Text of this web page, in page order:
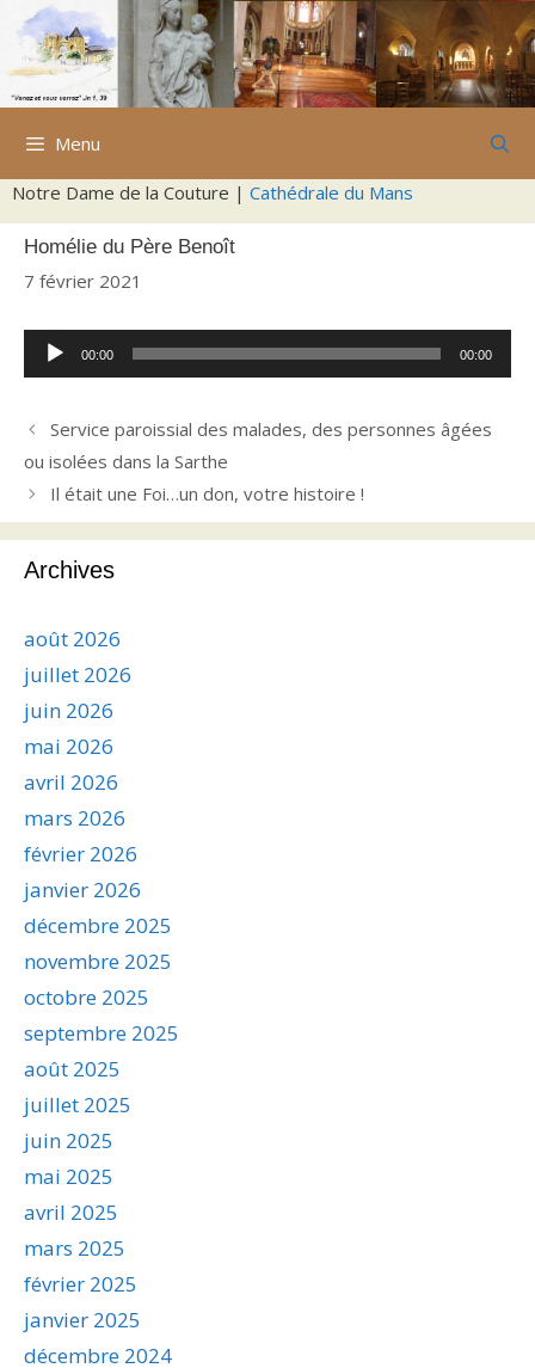
Aller
contenu
Menu
Notre Dame de la Couture | Cathédrale du Mans
Homélie du Père Benoît
7 février 2021
Lecteur
audio
00:00 00:00
Service paroissial des malades, des personnes âgées
ou isolées dans la Sarthe
Il était une Foi…un don, votre histoire !
Archives
août 2026
juillet 2026
juin 2026
mai 2026
avril 2026
mars 2026
février 2026
janvier 2026
décembre 2025
novembre 2025
octobre 2025
septembre 2025
août 2025
juillet 2025
juin 2025
mai 2025
avril 2025
mars 2025
février 2025
janvier 2025
décembre 2024